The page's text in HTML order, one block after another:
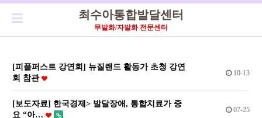
최수아통합발달센터
무발화/자발화 전문센터
[피플퍼스트 강연회] 뉴질랜드 활동가 초청 강연
회 참관
10-13
[보도자료] 한국경제> 발달장애, 통합치료가 중
요 “아…
07-25